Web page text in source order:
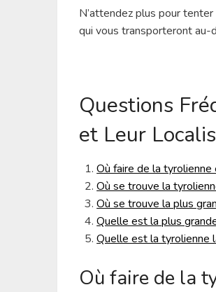
N’attendez plus pour
qui vous transporteront au-
Questions
et Leur
Où faire de la
Où se trouve la
Où se trouve la plus
Quelle est la plus
Quelle est la tyrolienne
Où faire de la